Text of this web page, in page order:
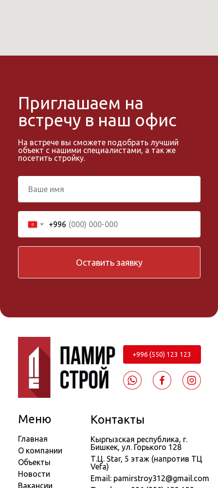
Приглашаем на
встречу в наш офис
На встрече вы сможете подобрать лучший
объект с нашими специалистами, а так же
посетить стройку.
+996
Оставить заявку
Меню
Главная
О компании
Объекты
Новости
Вакансии
Контакты
Кыргызская республика, г.
Бишкек, ул. Горького 128
Т.Ц. Star, 5 этаж (напротив ТЦ
Vefa)
Email: pamirstroy312@gmail.com
+996 (550) 123 123